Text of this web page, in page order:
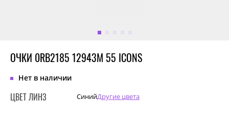
ОЧКИ 0RB2185 12943M 55 ICONS
Нет в наличии
ЦВЕТ ЛИНЗ СинийДругие цвета